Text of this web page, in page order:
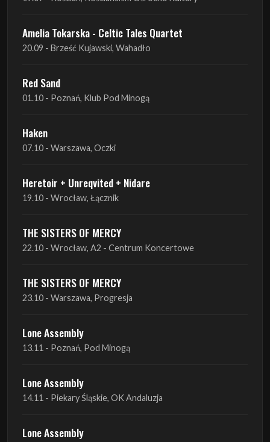
Red Sand
Haken
Heretoir + Unreqvited + Nidare
THE SISTERS OF MERCY
22.10 - Wrocław, A2 - Centrum Koncertowe
THE SISTERS OF MERCY
Lone Assembly
Lone Assembly
14.11 - Piekary Śląskie, OK Andaluzja
Lone Assembly
15.11 - Warszawa, Potok